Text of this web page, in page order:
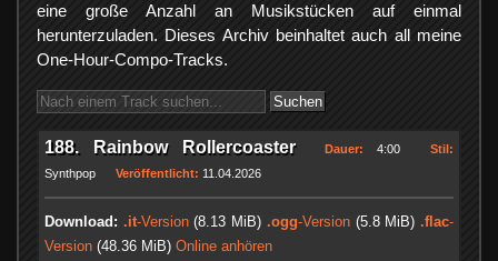
eine große Anzahl an Musikstücken auf einmal
herunterzuladen. Dieses Archiv beinhaltet auch all meine
One-Hour-Compo-Tracks.
188. Rainbow Rollercoaster Dauer: 4:00
Stil:
Synthpop
Veröffentlicht: 11.04.2026
Download: .it-Version(8.13 MiB) .ogg-Version(5.8 MiB).flac-
Version (48.36 MiB) Online anhören